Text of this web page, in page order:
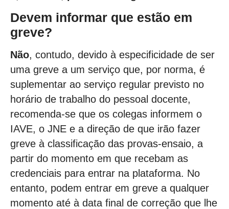
Devem informar que estão em
greve?
Não, contudo, devido à especificidade de ser
uma greve a um serviço que, por norma, é
suplementar ao serviço regular previsto no
horário de trabalho do pessoal docente,
recomenda-se que os colegas informem o
IAVE, o JNE e a direção de que irão fazer
greve à classificação das provas-ensaio, a
partir do momento em que recebam as
credenciais para entrar na plataforma. No
entanto, podem entrar em greve a qualquer
momento até à data final de correção que lhe